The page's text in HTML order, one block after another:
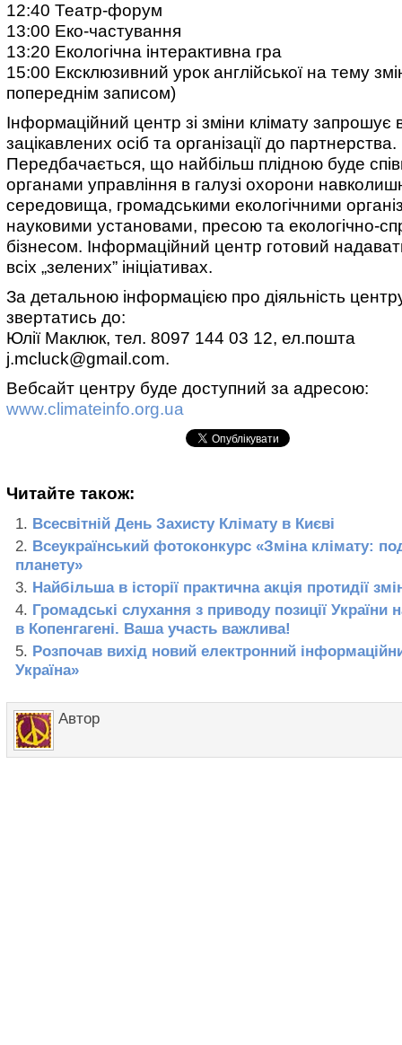
12:40 Театр-форум
13:00 Еко-частування
13:20 Екологічна інтерактивна гра
15:00 Ексклюзивний урок англійської на тему
попереднім записом)
Інформаційний центр зі зміни клімату запрошує
зацікавлених осіб та організації до партнерства.
Передбачається, що найбільш плідною буде
органами управління в галузі охорони
середовища, громадськими екологічними
науковими установами, пресою та екологічно-
бізнесом. Інформаційний центр готовий
всіх „зелених” ініціативах.
За детальною інформацією про діяльність
звертатись до:
Юлії Маклюк, тел. 8097 144 03 12, ел.пошта
j.mcluck@gmail.com.
Вебсайт центру буде доступний за адресою:
www.climateinfo.org.ua
Читайте також:
Всесвітній День Захисту Клімату в Києві
Всеукраїнський фотоконкурс «Зміна клімату:
планету»
Найбільша в історії практична акція протидії
Громадські слухання з приводу позиції України
в Копенгагені. Ваша участь важлива!
Розпочав вихід новий електронний
Україна»
Автор